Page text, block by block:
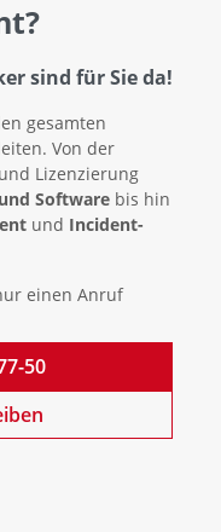
sind für Sie da!
gesamten
Von der
Lizenzierung
Software bis hin
und Incident-
einen Anruf
50